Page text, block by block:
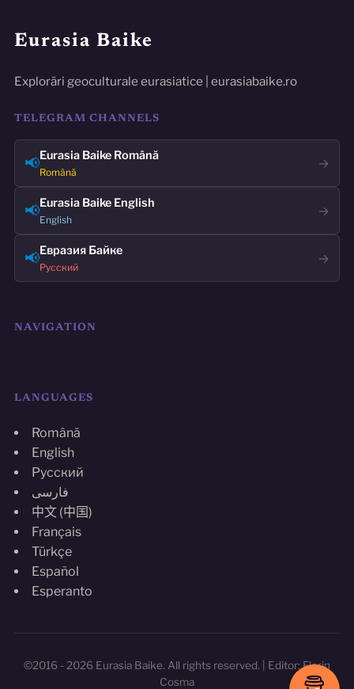
Eurasia Baike
Explorări geoculturale eurasiatice | eurasiabaike.ro
TELEGRAM CHANNELS
📢Eurasia Baike Română
Română
→
📢Eurasia Baike English
English
→
📢Евразия Байке
Русский
→
NAVIGATION
LANGUAGES
Română
English
Русский
فارسی
中文 (中国)
Français
Türkçe
Español
Esperanto
©2016 - 2026 Eurasia Baike. All rights reserved. | Editor: Florin
Cosma